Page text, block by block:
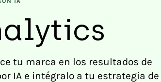
tu marca en los resultados de
IA e intégralo a tu estrategia de